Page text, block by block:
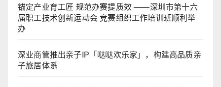
锚定产业育工匠 规范办赛提质效 ——深圳市第十六
届职工技术创新运动会 竞赛组织工作培训班顺利举
办
深业商管推出亲子IP「哒哒欢乐家」，构建高品质亲
子旅居体系